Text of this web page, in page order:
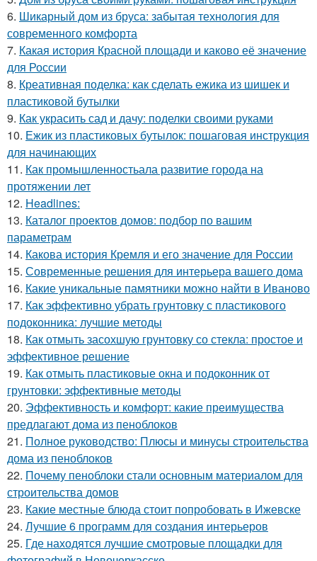
6. Шикарный дом из бруса: забытая технология для
современного комфорта
7. Какая история Красной площади и каково её значение
для России
8. Креативная поделка: как сделать ежика из шишек и
пластиковой бутылки
9. Как украсить сад и дачу: поделки своими руками
10. Ежик из пластиковых бутылок: пошаговая инструкция
для начинающих
11. Как промышленностьала развитие города на
протяжении лет
12. Headlines:
13. Каталог проектов домов: подбор по вашим
параметрам
14. Какова история Кремля и его значение для России
15. Современные решения для интерьера вашего дома
16. Какие уникальные памятники можно найти в Иваново
17. Как эффективно убрать грунтовку с пластикового
подоконника: лучшие методы
18. Как отмыть засохшую грунтовку со стекла: простое и
эффективное решение
19. Как отмыть пластиковые окна и подоконник от
грунтовки: эффективные методы
20. Эффективность и комфорт: какие преимущества
предлагают дома из пеноблоков
21. Полное руководство: Плюсы и минусы строительства
дома из пеноблоков
22. Почему пеноблоки стали основным материалом для
строительства домов
23. Какие местные блюда стоит попробовать в Ижевске
24. Лучшие 6 программ для создания интерьеров
25. Где находятся лучшие смотровые площадки для